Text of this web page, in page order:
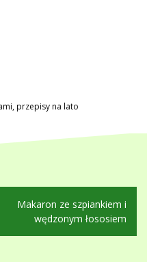
,przepisy na lato
Makaron ze szpiankiem i
wędzonym łososiem